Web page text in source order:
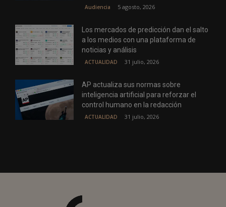
Audiencia 5 agosto, 2026
Los mercados de predicción dan el salto
a los medios con una plataforma de
noticias y análisis
ACTUALIDAD 31 julio, 2026
AP actualiza sus normas sobre
inteligencia artificial para reforzar el
control humano en la redacción
ACTUALIDAD 31 julio, 2026